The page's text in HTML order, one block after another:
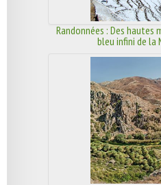
Randonnées : Des hautes
bleu infini de la